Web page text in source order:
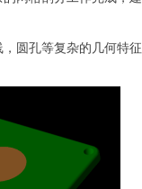
圆孔等复杂的几何特